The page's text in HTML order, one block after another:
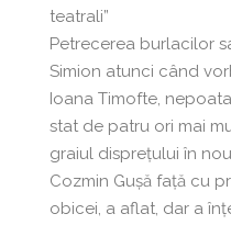
teatrali”
Petrecerea burlacilor
Simion atunci când
Ioana Timofte,
stat de patru ori mai
graiul disprețului în
Cozmin Guşă faţă cu
obicei, a aflat, dar a